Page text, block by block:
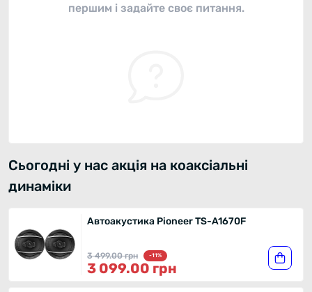
першим і задайте своє питання.
Сьогодні у нас акція на коаксіальні
динаміки
Автоакустика Pioneer TS-A1670F
3 499.00 грн -11%
3 099.00 грн